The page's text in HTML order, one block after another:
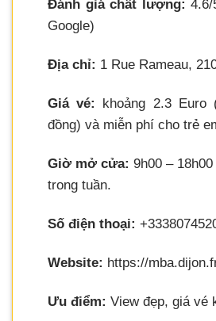
Đánh giá chất lượng:
Google)
Địa chỉ: 1 Rue Rameau,
Giá vé:
khoảng 2.3 Euro
đồng) và miễn phí cho trẻ
Giờ mở cửa: 9h00 –
trong tuần.
Số điện thoại:
Website: https://
Ưu điểm: View đẹp, giá vé